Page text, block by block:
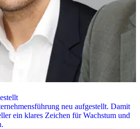
neu aufgestellt. Damit
ein klares Zeichen für Wachstum und